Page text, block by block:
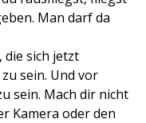
Man darf da
die sich jetzt
sein. Und vor
sein. Mach dir nicht
Kamera oder den